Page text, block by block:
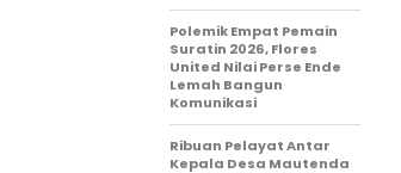
Polemik Empat Pemain
Suratin 2026, Flores
United Nilai Perse Ende
Lemah Bangun
Komunikasi
Ribuan Pelayat Antar
Kepala Desa Mautenda